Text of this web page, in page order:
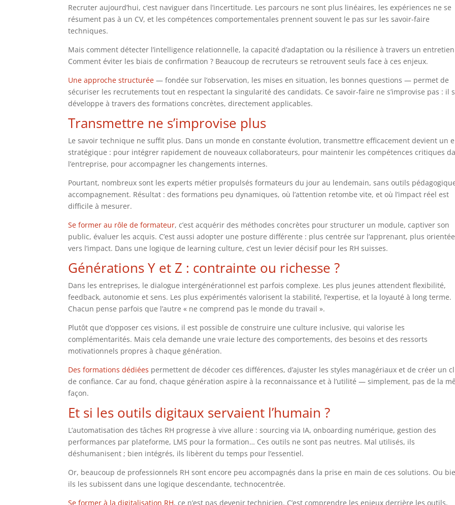
Recruter aujourd’hui, c’est naviguer dans l’incertitude. Les parcours ne sont plus linéaires, les expériences ne se
résument pas à un CV, et les compétences comportementales prennent souvent le pas sur les savoir-faire
techniques.
Mais comment détecter l’intelligence relationnelle, la capacité d’adaptation ou la résilience à travers un entretien
Comment éviter les biais de confirmation ? Beaucoup de recruteurs se retrouvent seuls face à ces enjeux.
Une approche structurée — fondée sur l’observation, les mises en situation, les bonnes questions — permet de
sécuriser les recrutements tout en respectant la singularité des candidats. Ce savoir-faire ne s’improvise pas : il
développe à travers des formations concrètes, directement applicables.
Transmettre ne s’improvise plus
Le savoir technique ne suffit plus. Dans un monde en constante évolution, transmettre efficacement devient un
stratégique : pour intégrer rapidement de nouveaux collaborateurs, pour maintenir les compétences critiques
l’entreprise, pour accompagner les changements internes.
Pourtant, nombreux sont les experts métier propulsés formateurs du jour au lendemain, sans outils
accompagnement. Résultat : des formations peu dynamiques, où l’attention retombe vite, et où l’impact réel est
difficile à mesurer.
Se former au rôle de formateur, c’est acquérir des méthodes concrètes pour structurer un module, captiver son
public, évaluer les acquis. C’est aussi adopter une posture différente : plus centrée sur l’apprenant, plus orientée
vers l’impact. Dans une logique de learning culture, c’est un levier décisif pour les RH suisses.
Générations Y et Z : contrainte ou richesse ?
Dans les entreprises, le dialogue intergénérationnel est parfois complexe. Les plus jeunes attendent flexibilité,
feedback, autonomie et sens. Les plus expérimentés valorisent la stabilité, l’expertise, et la loyauté à long terme.
Chacun pense parfois que l’autre « ne comprend pas le monde du travail ».
Plutôt que d’opposer ces visions, il est possible de construire une culture inclusive, qui valorise les
complémentarités. Mais cela demande une vraie lecture des comportements, des besoins et des ressorts
motivationnels propres à chaque génération.
Des formations dédiées permettent de décoder ces différences, d’ajuster les styles managériaux et de créer un
de confiance. Car au fond, chaque génération aspire à la reconnaissance et à l’utilité — simplement, pas de la
façon.
Et si les outils digitaux servaient l’humain ?
L’automatisation des tâches RH progresse à vive allure : sourcing via IA, onboarding numérique, gestion des
performances par plateforme, LMS pour la formation… Ces outils ne sont pas neutres. Mal utilisés, ils
déshumanisent ; bien intégrés, ils libèrent du temps pour l’essentiel.
Or, beaucoup de professionnels RH sont encore peu accompagnés dans la prise en main de ces solutions. Ou
ils les subissent dans une logique descendante, technocentrée.
Se former à la digitalisation RH, ce n’est pas devenir technicien. C’est comprendre les enjeux derrière les outils,